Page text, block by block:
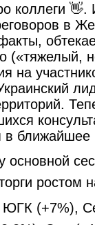
коллеги
в
(«тяжелый,
на
в
основной
ростом
(+7%),